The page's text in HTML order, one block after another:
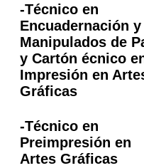
-Técnico en
Encuadernación y
Manipulados de
y Cartón écnico
Impresión en
Gráficas
-Técnico en
Preimpresión en
Artes Gráficas